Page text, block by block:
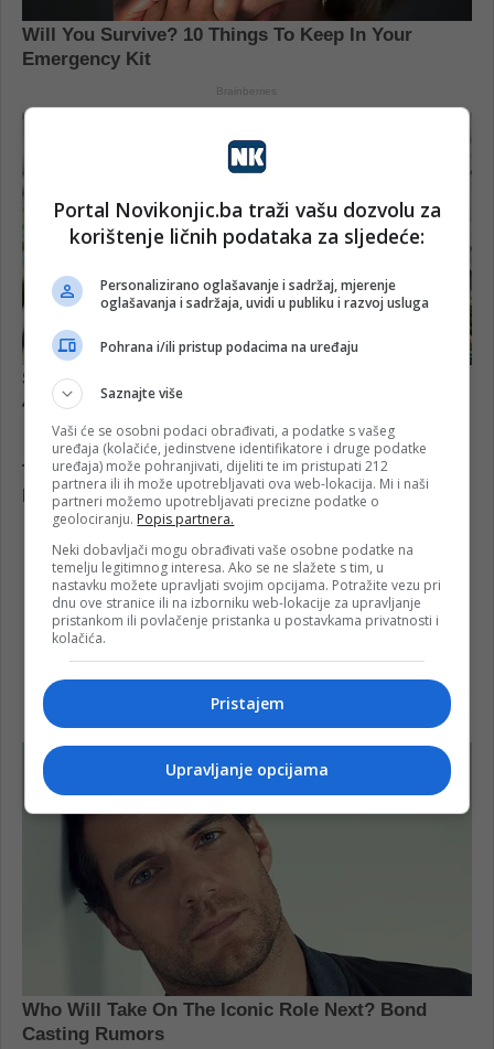
Portal Novikonjic.ba traži vašu dozvolu za
korištenje ličnih podataka za sljedeće:
Personalizirano oglašavanje i sadržaj, mjerenje
oglašavanja i sadržaja, uvidi u publiku i razvoj usluga
Pohrana i/ili pristup podacima na uređaju
Saznajte više
Vaši će se osobni podaci obrađivati, a podatke s vašeg
uređaja (kolačiće, jedinstvene identifikatore i druge podatke
uređaja) može pohranjivati, dijeliti te im pristupati 212
partnera ili ih može upotrebljavati ova web-lokacija. Mi i naši
partneri možemo upotrebljavati precizne podatke o
geolociranju. Popis partnera.
Neki dobavljači mogu obrađivati vaše osobne podatke na
temelju legitimnog interesa. Ako se ne slažete s tim, u
nastavku možete upravljati svojim opcijama. Potražite vezu pri
dnu ove stranice ili na izborniku web-lokacije za upravljanje
pristankom ili povlačenje pristanka u postavkama privatnosti i
kolačića.
Pristajem
Upravljanje opcijama